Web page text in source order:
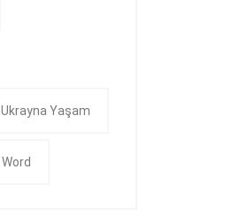
Ukrayna Yaşam
Word